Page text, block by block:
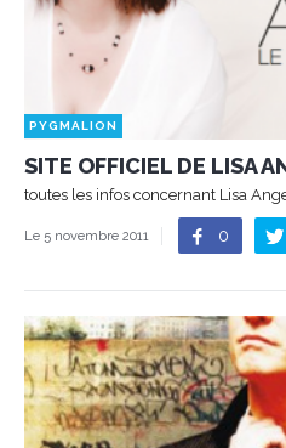
PYGMALION
SITE OFFICIEL DE LISA
toutes les infos concernant Lisa
Le 5 novembre 2011 0